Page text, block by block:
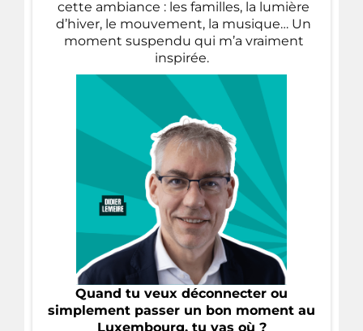
cette ambiance : les familles, la lumière
d’hiver, le mouvement, la musique… Un
moment suspendu qui m’a vraiment
inspirée.
Quand tu veux déconnecter ou
simplement passer un bon moment au
Luxembourg, tu vas où ?